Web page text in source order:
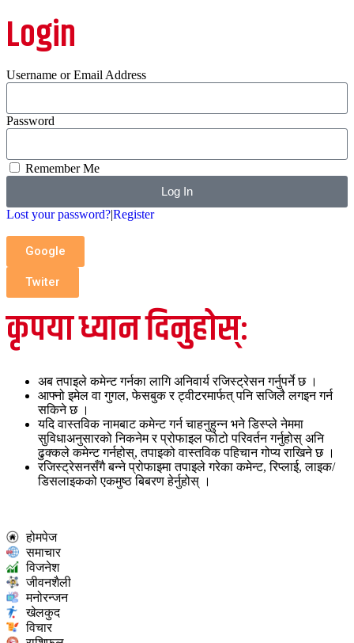
Login
Username or Email Address
Password
Remember Me
Log In
Lost your password?|Register
Google
Twiter
कृपया ध्यान दिनुहोस्:
अब तपाइले कमेन्ट गर्नका लागि अनिवार्य रजिस्ट्रेसन गर्नुपर्ने छ ।
आफ्नो इमेल वा गुगल, फेसबुक र ट्वीटरमार्फत् पनि सजिलै लगइन गर्न
सकिने छ ।
यदि वास्तविक नामबाट कमेन्ट गर्न चाहनुहुन्न भने डिस्प्ले नेममा
सुविधाअनुसारको निकनेम र प्रोफाइल फोटो परिवर्तन गर्नुहोस् अनि
ढुक्कले कमेन्ट गर्नहोस्, तपाइको वास्तविक पहिचान गोप्य राखिने छ ।
रजिस्ट्रेसनसँगै बन्ने प्रोफाइमा तपाइले गरेका कमेन्ट, रिप्लाई, लाइक/
डिसलाइकको एकमुष्ठ बिबरण हेर्नुहोस् ।
होमपेज
समाचार
विजनेश
जीवनशैली
मनोरन्जन
खेलकुद
विचार